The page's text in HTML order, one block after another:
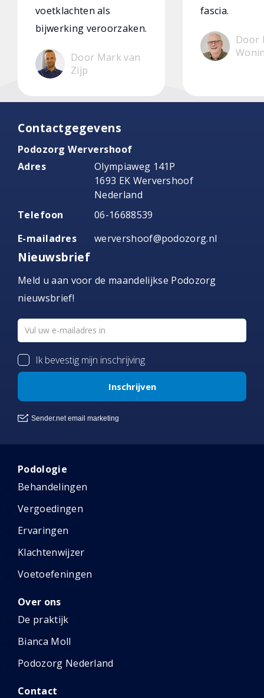
voetklachten als
bijwerking veroorzaken.
Door Mark van
Zijp
fascia.
Door
Contactgegevens
Podozorg Wervershoof
Adres
Olympiaweg 141P
1693 EK Wervershoof
Nederland
Telefoon
06-16688539
E-mailadres
wervershoof@podozorg.nl
Nieuwsbrief
Meld u aan voor de maandelijkse Podozorg
nieuwsbrief!
Podologie
Behandelingen
Vergoedingen
Ervaringen
Klachtenwijzer
Voetoefeningen
Over ons
De praktijk
Bianca Moll
Podozorg Nederland
Contact